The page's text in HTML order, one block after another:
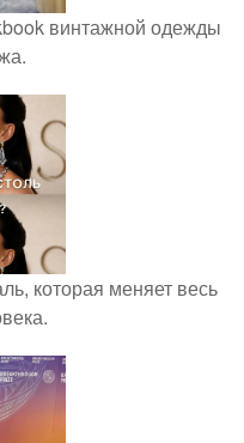
винтажной одежды
которая меняет весь